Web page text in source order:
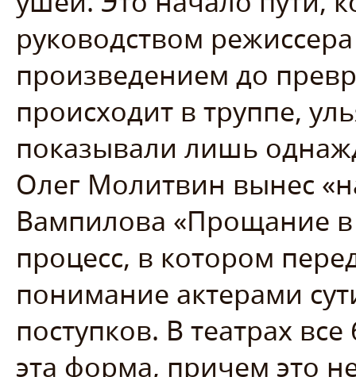
руководством
произведением до
происходит в труппе,
показывали лишь
Олег Молитвин вынес
Вампилова «Прощание
процесс, в котором
понимание актерами
поступков. В театрах
эта форма, причем это